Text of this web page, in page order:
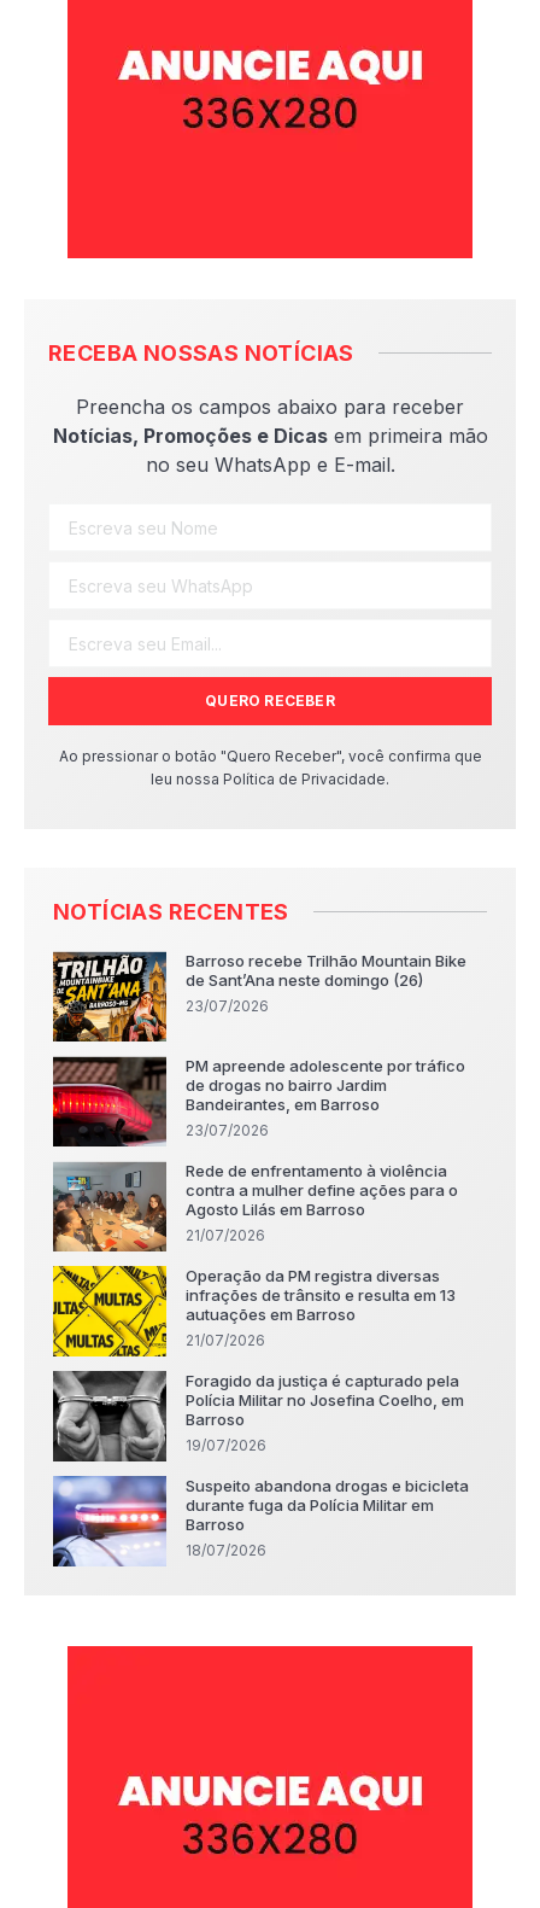
RECEBA NOSSAS NOTÍCIAS
Preencha os campos abaixo para receber
Notícias, Promoções e Dicasem primeira mão
no seu WhatsApp e E-mail.
QUERO RECEBER
Ao pressionar o botão "Quero Receber", você confirma que
leu nossa Política de Privacidade.
NOTÍCIAS RECENTES
Barroso recebe Trilhão Mountain Bike
de Sant’Ana neste domingo (26)
23/07/2026
PM apreende adolescente por tráfico
de drogas no bairro Jardim
Bandeirantes, em Barroso
23/07/2026
Rede de enfrentamento à violência
contra a mulher define ações para o
Agosto Lilás em Barroso
21/07/2026
Operação da PM registra diversas
infrações de trânsito e resulta em 13
autuações em Barroso
21/07/2026
Foragido da justiça é capturado pela
Polícia Militar no Josefina Coelho, em
Barroso
19/07/2026
Suspeito abandona drogas e bicicleta
durante fuga da Polícia Militar em
Barroso
18/07/2026